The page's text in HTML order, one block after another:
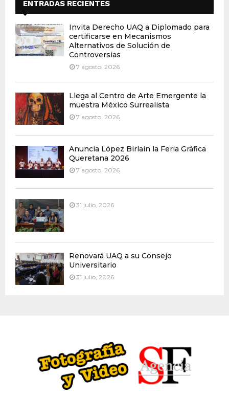
ENTRADAS RECIENTES
Invita Derecho UAQ a Diplomado para
certificarse en Mecanismos
Alternativos de Solución de
Controversias
7 agosto, 2026
Llega al Centro de Arte Emergente la
muestra México Surrealista
7 agosto, 2026
Anuncia López Birlain la Feria Gráfica
Queretana 2026
7 agosto, 2026
31 julio, 2026
Renovará UAQ a su Consejo
Universitario
31 julio, 2026